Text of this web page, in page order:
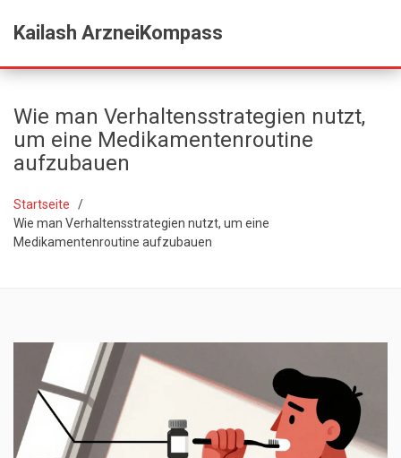
Kailash ArzneiKompass
Wie man Verhaltensstrategien nutzt,
um eine Medikamentenroutine
aufzubauen
Startseite
Wie man Verhaltensstrategien nutzt, um eine
Medikamentenroutine aufzubauen